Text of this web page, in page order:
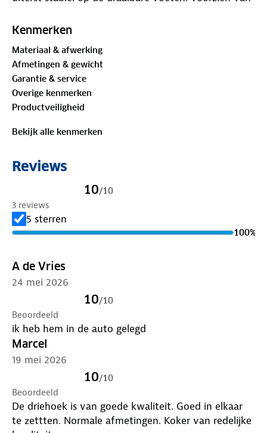
driehoek. Het gevarendriehoek met E-Keur wordt
In Nederland ben je niet verplicht een
gevarendriehoek in de auto bij je te hebben. Het is
echter wel verplicht om een gevarendriehoek te
plaatsen als de auto laat stilstaan op een plaats
waar je auto niet tijdig door naderende bestuurders
Plaats in geval van pech binnen de bebouwde kom
het gevarendriehoek op ongeveer 30 meter afstand
in de richting van het verkeer. Op autowegen en
autosnelwegen wordt het gevarendriehoek
geplaatst op ongeveer 100 meter afstand.
Kenmerken
Materiaal & afwerking
Afmetingen & gewicht
Garantie & service
Overige kenmerken
Productveiligheid
Bekijk alle kenmerken
Reviews
10/10
3 reviews
5 sterren
100%
A de Vries
24 mei 2026
10/10
Beoordeeld
ik heb hem in de auto gelegd
Marcel
19 mei 2026
10/10
Beoordeeld
De driehoek is van goede kwaliteit. Goed in elkaar
te zettten. Normale afmetingen. Koker van redelijke